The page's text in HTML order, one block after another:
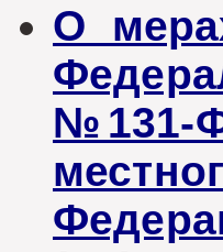
О
№131-